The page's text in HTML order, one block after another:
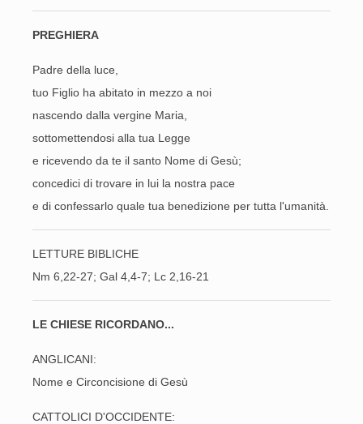
PREGHIERA
Padre della luce,
tuo Figlio ha abitato in mezzo a noi
nascendo dalla vergine Maria,
sottomettendosi alla tua Legge
e ricevendo da te il santo Nome di Gesù;
concedici di trovare in lui la nostra pace
e di confessarlo quale tua benedizione per tutta l'umanità.
LETTURE BIBLICHE
Nm 6,22-27; Gal 4,4-7; Lc 2,16-21
LE CHIESE RICORDANO...
ANGLICANI:
Nome e Circoncisione di Gesù
CATTOLICI D'OCCIDENTE: